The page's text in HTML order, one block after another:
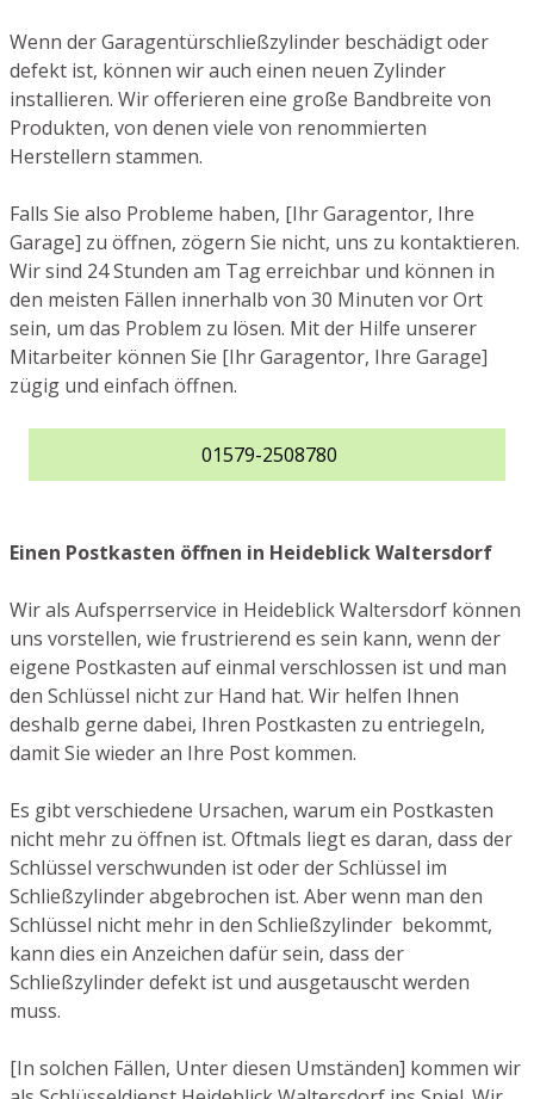
Wenn der Garagentürschließzylinder beschädigt oder
defekt ist, können wir auch einen neuen Zylinder
installieren. Wir offerieren eine große Bandbreite von
Produkten, von denen viele von renommierten
Herstellern stammen.
Falls Sie also Probleme haben, [Ihr Garagentor, Ihre
Garage] zu öffnen, zögern Sie nicht, uns zu kontaktieren.
Wir sind 24 Stunden am Tag erreichbar und können in
den meisten Fällen innerhalb von 30 Minuten vor Ort
sein, um das Problem zu lösen. Mit der Hilfe unserer
Mitarbeiter können Sie [Ihr Garagentor, Ihre Garage]
zügig und einfach öffnen.
01579-2508780
Einen Postkasten öffnen in Heideblick Waltersdorf
Wir als Aufsperrservice in Heideblick Waltersdorf können
uns vorstellen, wie frustrierend es sein kann, wenn der
eigene Postkasten auf einmal verschlossen ist und man
den Schlüssel nicht zur Hand hat. Wir helfen Ihnen
deshalb gerne dabei, Ihren Postkasten zu entriegeln,
damit Sie wieder an Ihre Post kommen.
Es gibt verschiedene Ursachen, warum ein Postkasten
nicht mehr zu öffnen ist. Oftmals liegt es daran, dass der
Schlüssel verschwunden ist oder der Schlüssel im
Schließzylinder abgebrochen ist. Aber wenn man den
Schlüssel nicht mehr in den Schließzylinder bekommt,
kann dies ein Anzeichen dafür sein, dass der
Schließzylinder defekt ist und ausgetauscht werden
muss.
[In solchen Fällen, Unter diesen Umständen] kommen wir